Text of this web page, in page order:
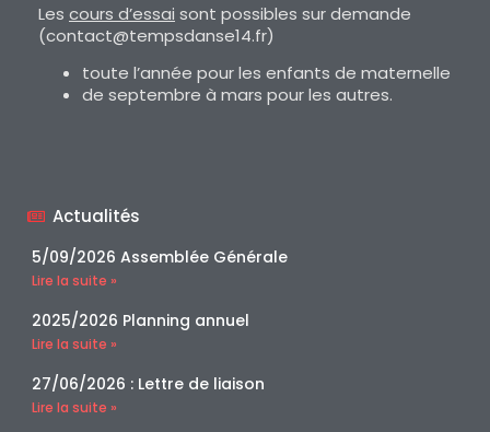
Les cours d’essai sont possibles sur demande
(contact@tempsdanse14.fr)
toute l’année pour les enfants de maternelle
de septembre à mars pour les autres.
Actualités
5/09/2026 Assemblée Générale
Lire la suite »
2025/2026 Planning annuel
Lire la suite »
27/06/2026 : Lettre de liaison
Lire la suite »